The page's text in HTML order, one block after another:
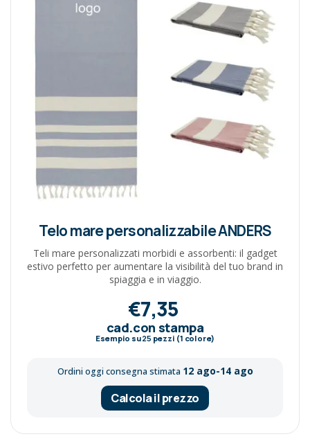
Telo mare personalizzabile ANDERS
Teli mare personalizzati morbidi e assorbenti: il gadget
estivo perfetto per aumentare la visibilità del tuo brand in
spiaggia e in viaggio.
€7,35
cad.con stampa
Esempio su25 pezzi (1 colore)
Ordini oggi consegna stimata 12 ago-14 ago
Calcola il prezzo